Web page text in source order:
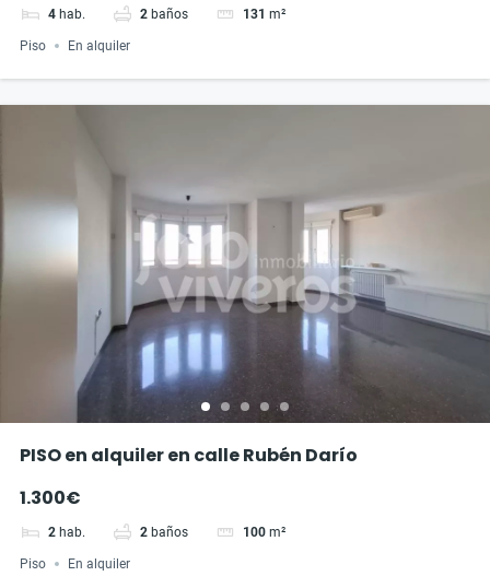
4 hab. 2 baños 131 m²
Piso En alquiler
PISO en alquiler en calle Rubén Darío
1.300€
2 hab. 2 baños 100 m²
Piso En alquiler